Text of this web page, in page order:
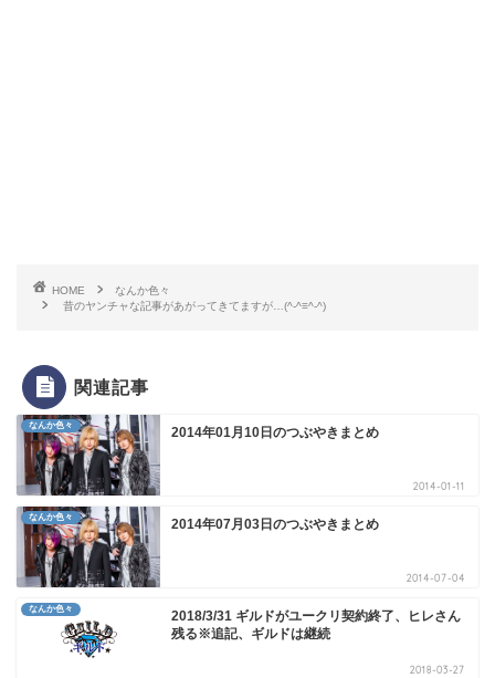
HOME
なんか色々
昔のヤンチャな記事があがってきてますが…(^-^≡^-^)
関連記事
なんか色々 2014年01月10日のつぶやきまとめ
2014-01-11
なんか色々 2014年07月03日のつぶやきまとめ
2014-07-04
なんか色々
2018/3/31 ギルドがユークリ契約終了、ヒレさん
残る※追記、ギルドは継続
2018-03-27